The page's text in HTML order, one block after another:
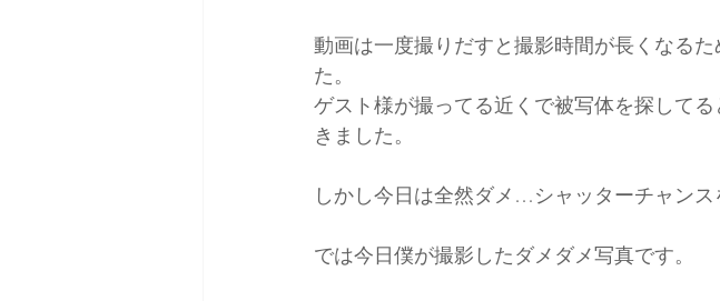
動画は一度撮りだすと撮影時間が長くなる
た。
ゲスト様が撮ってる近くで被写体を探して
きました。
しかし今日は全然ダメ…シャッターチャンス
では今日僕が撮影したダメダメ写真です。